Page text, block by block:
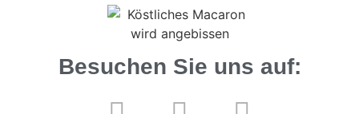
Besuchen Sie uns auf: